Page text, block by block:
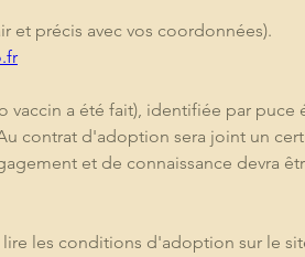
et précis avec vos coordonnées).
a été fait), identifiée par puce
contrat d'adoption sera joint un
et de connaissance devra
les conditions d'adoption sur le